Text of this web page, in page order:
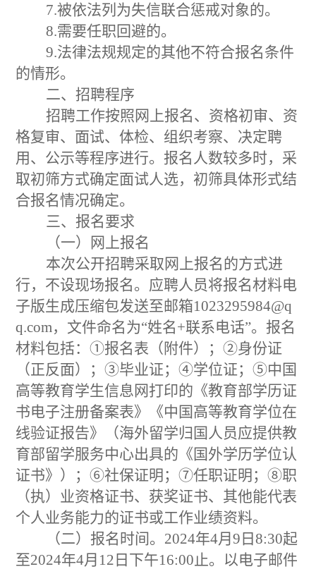
7.被依法列为失信联合惩戒对象的。
8.需要任职回避的。
9.法律法规规定的其他不符合报名条件
的情形。
二、招聘程序
招聘工作按照网上报名、资格初审、资
格复审、面试、体检、组织考察、决定聘
用 、公示等程序进行。报名人数较多时，采
取初筛方式确定面试人选，初筛具体形式结
合报名情况确定。
三、报名要求
（一）网上报名
本次公开招聘采取网上报名的方式进
行，不设现场报名。应聘人员将报名材料电
子版生成压缩包发送至邮箱1023295984@q
q.com，文件命名为“姓名+联系电话”。报名
材料包括：①报名表（附件）；②身份证
（正反面）；③毕业证；④学位证；⑤中国
高等教育学生信息网打印的《教育部学历证
书电子注册备案表》《中国高等教育学位在
线验证报告》（海外留学归国人员应提供教
育部留学服务中心出具的《国外学历学位认
证书》）；⑥社保证明；⑦任职证明；⑧职
（执）业资格证书、获奖证书、其他能代表
个人业务能力的证书或工作业绩资料。
（二）报名时间。 2024年4月9 日8:30起
至2024年4月 12 日下午16:00 止。 以电子邮件